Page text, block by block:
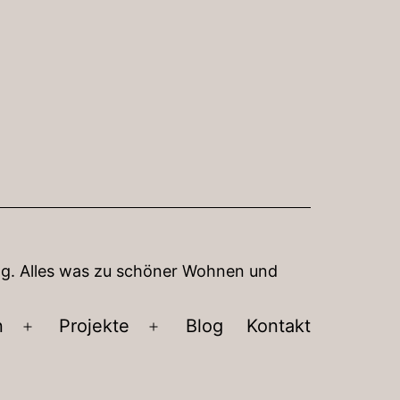
Alles was zu schöner Wohnen und
Menü
Projekte
Menü
Blog Kontakt